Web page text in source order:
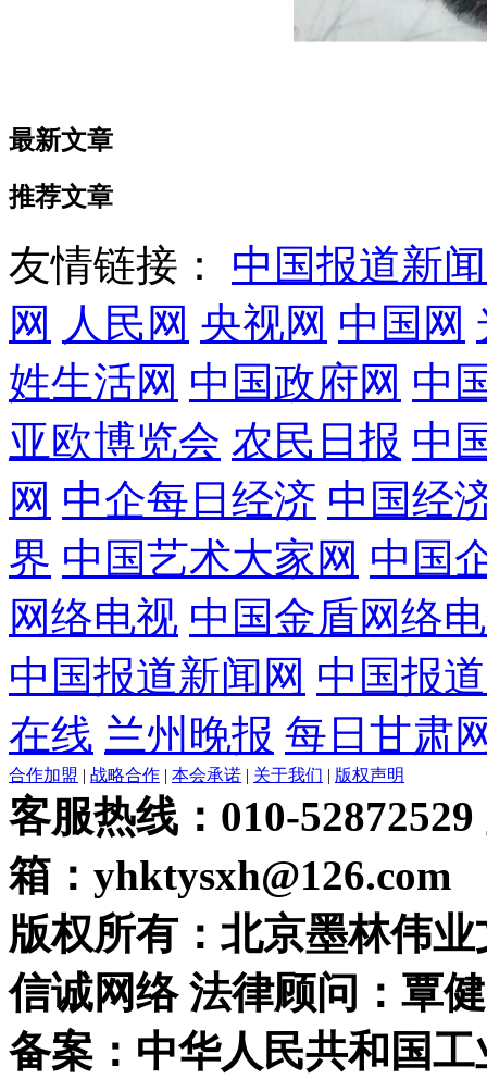
最新文章
推荐文章
友情链接： 中国报道新
网 人民网 央视网 中国网
姓生活网 中国政府网 中
亚欧博览会 农民日报 中
网 中企每日经济 中国经
界 中国艺术大家网 中国
网络电视 中国金盾网络
中国报道新闻网 中国报
在线 兰州晚报 每日甘肃
合作加盟 | 战略合作 | 本会承诺 | 关于我们 | 版权声明
客服热线：010-
箱：yhktysxh@126.com
版权所有：北京墨林伟
信诚网络 法律顾问：覃健
备案：中华人民共和国